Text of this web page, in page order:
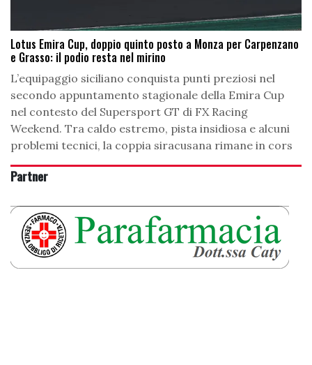
Lotus Emira Cup, doppio quinto posto a Monza per Carpenzano
e Grasso: il podio resta nel mirino
L’equipaggio siciliano conquista punti preziosi nel
secondo appuntamento stagionale della Emira Cup
nel contesto del Supersport GT di FX Racing
Weekend. Tra caldo estremo, pista insidiosa e alcuni
problemi tecnici, la coppia siracusana rimane in cors
Partner